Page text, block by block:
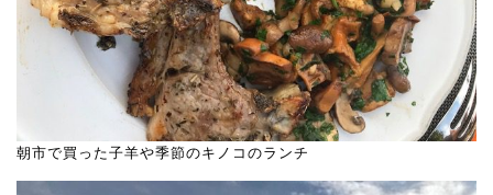
朝市で買った子羊や季節のキノコのランチ